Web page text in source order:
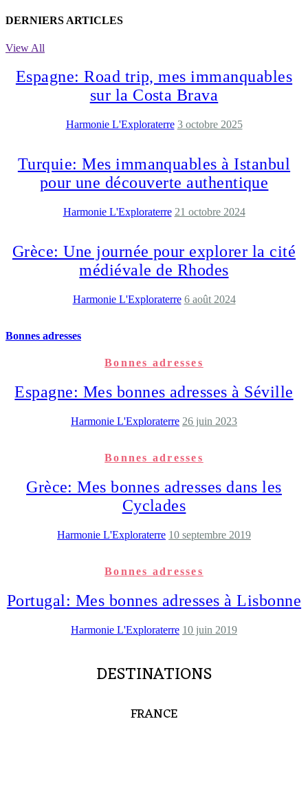
DERNIERS ARTICLES
View All
Espagne: Road trip, mes immanquables
sur la Costa Brava
Harmonie L'Exploraterre 3 octobre 2025
Turquie: Mes immanquables à Istanbul
pour une découverte authentique
Harmonie L'Exploraterre 21 octobre 2024
Grèce: Une journée pour explorer la cité
médiévale de Rhodes
Harmonie L'Exploraterre 6 août 2024
Bonnes adresses
Bonnes adresses
Espagne: Mes bonnes adresses à Séville
Harmonie L'Exploraterre 26 juin 2023
Bonnes adresses
Grèce: Mes bonnes adresses dans les
Cyclades
Harmonie L'Exploraterre 10 septembre 2019
Bonnes adresses
Portugal: Mes bonnes adresses à Lisbonne
Harmonie L'Exploraterre 10 juin 2019
DESTINATIONS
FRANCE